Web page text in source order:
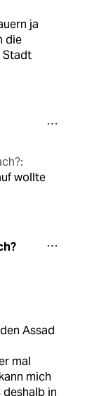
ja
die
Stadt
wollte
Assad
mal
mich
in